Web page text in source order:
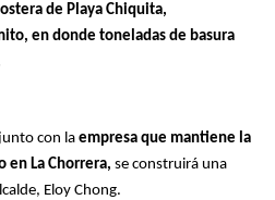
de Playa Chiquita,
en donde toneladas de basura
con la empresa que mantiene la
en La Chorrera, se construirá una
Eloy Chong.